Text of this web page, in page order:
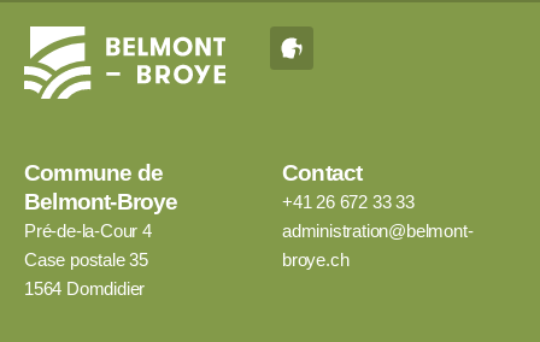
Commune de
Belmont-Broye
Pré-de-la-Cour 4
Case postale 35
1564 Domdidier
Contact
+41 26 672 33 33
administration@belmont-
broye.ch